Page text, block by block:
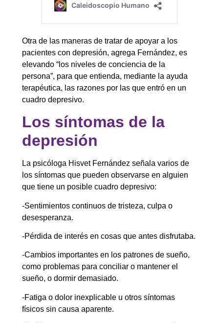
Otra de las maneras de tratar de apoyar a los
pacientes con depresión, agrega Fernández, es
elevando “los niveles de conciencia de la
persona”, para que entienda, mediante la ayuda
terapéutica, las razones por las que entró en un
cuadro depresivo.
Los síntomas de la
depresión
La psicóloga Hisvet Fernández señala varios de
los síntomas que pueden observarse en alguien
que tiene un posible cuadro depresivo:
-Sentimientos continuos de tristeza, culpa o
desesperanza.
-Pérdida de interés en cosas que antes disfrutaba.
-Cambios importantes en los patrones de sueño,
como problemas para conciliar o mantener el
sueño, o dormir demasiado.
-Fatiga o dolor inexplicable u otros síntomas
físicos sin causa aparente.